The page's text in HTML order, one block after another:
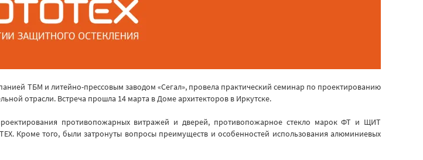
ТБМ и литейно-прессовым заводом «Сегал», провела практический семинар по проектированию
отрасли. Встреча прошла 14 марта в Доме архитекторов в Иркутске.
противопожарных витражей и дверей, противопожарное стекло марок ФТ и ЩИТ
Кроме того, были затронуты вопросы преимуществ и особенностей использования алюминиевых